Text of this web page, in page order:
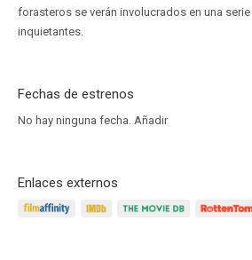
forasteros se verán involucrados en una
inquietantes.
Fechas de estrenos
No hay ninguna fecha. Añadir
Enlaces externos